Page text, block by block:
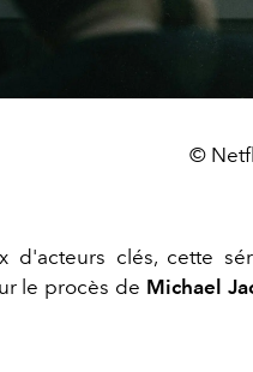
©
d'acteurs clés, cette
le procès de Michael